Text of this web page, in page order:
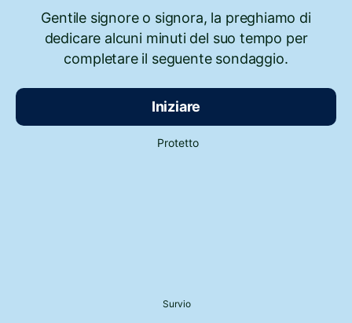
Gentile signore o signora, la preghiamo di
dedicare alcuni minuti del suo tempo per
completare il seguente sondaggio.
Iniziare
Protetto
Survio